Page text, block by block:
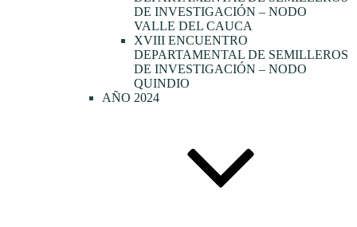
DE INVESTIGACIÓN – NODO
VALLE DEL CAUCA
XVIII ENCUENTRO
DEPARTAMENTAL DE SEMILLEROS
DE INVESTIGACIÓN – NODO
QUINDIO
AÑO 2024